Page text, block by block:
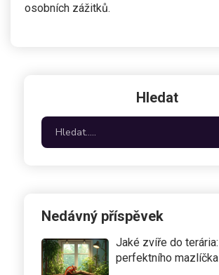
osobních zážitků.
Hledat
Nedávný příspěvek
Jaké zvíře do
perfektního mazlíčka